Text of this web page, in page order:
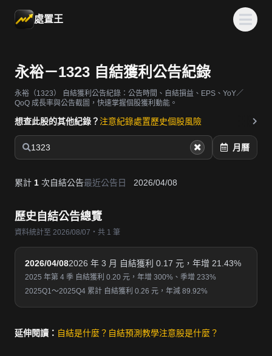
處置王
永裕－1323 自結獲利公告紀錄
永裕（1323）
自結獲利公告紀錄：公告時間、自結損益、EPS、YoY／
QoQ 成長率與公告截圖，快速掌握個股獲利動能。
想查此股的其他紀錄？ 注意紀錄處置歷史個股風險
1323 月曆
累計 1 次自結公告最近公告日 2026/04/08
歷史自結公告總覽
資料統計至 2026/08/07・共 1 筆
2026/04/082026 年 3 月 自結獲利 0.17 元，年增 21.43%
2025 年第 4 季 自結獲利 0.20 元，年增 300%、季增 233%
2025Q1～2025Q4 累計 自結獲利 0.26 元，年減 89.92%
延伸閱讀： 自結是什麼？ 自結預測教學注意股是什麼？